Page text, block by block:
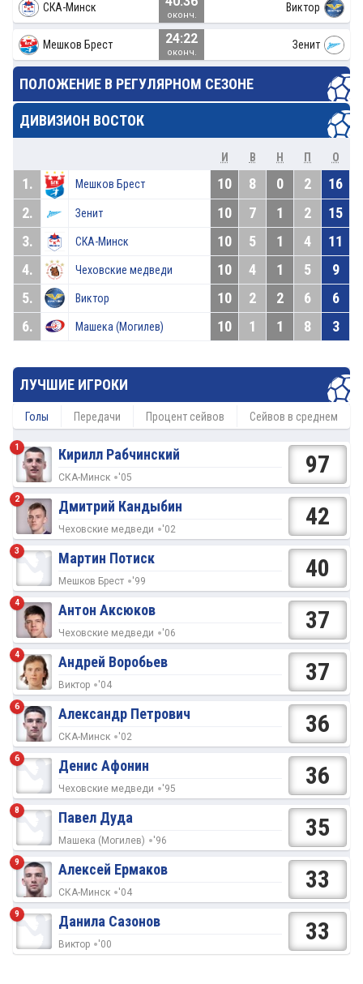
СКА-Минск
оконч.
Виктор
Мешков Брест 24:22
оконч.
Зенит
ПОЛОЖЕНИЕ В РЕГУЛЯРНОМ СЕЗОНЕ
ДИВИЗИОН ВОСТОК
И В Н П О
1. Мешков Брест 10 8 0 2
16
2.
Зенит 10 7 1 2
15
3.
СКА-Минск 10 5 1 4
11
4.
Чеховские медведи 10 4 1 5
9
5.
Виктор 10 2 2 6
6
6.
Машека (Могилев) 10 1 1 8 3
ЛУЧШИЕ ИГРОКИ
Голы Передачи Процент сейвов Сейвов в среднем
1 Кирилл Рабчинский
СКА-Минск '05 97
2 Дмитрий Кандыбин
Чеховские медведи '02 42
3 Мартин Потиск
Мешков Брест '99 40
4 Антон Аксюков
Чеховские медведи '06 37
4 Андрей Воробьев
Виктор '04 37
6 Александр Петрович
СКА-Минск '02 36
6 Денис Афонин
Чеховские медведи '95 36
8 Павел Дуда
Машека (Могилев) '96 35
9 Алексей Ермаков
СКА-Минск '04 33
9 Данила Сазонов
Виктор '00 33